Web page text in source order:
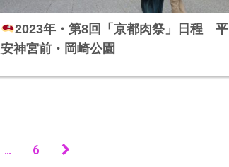
2023年・第8回「京都肉祭」日程 平
安神宮前・岡崎公園
… 6